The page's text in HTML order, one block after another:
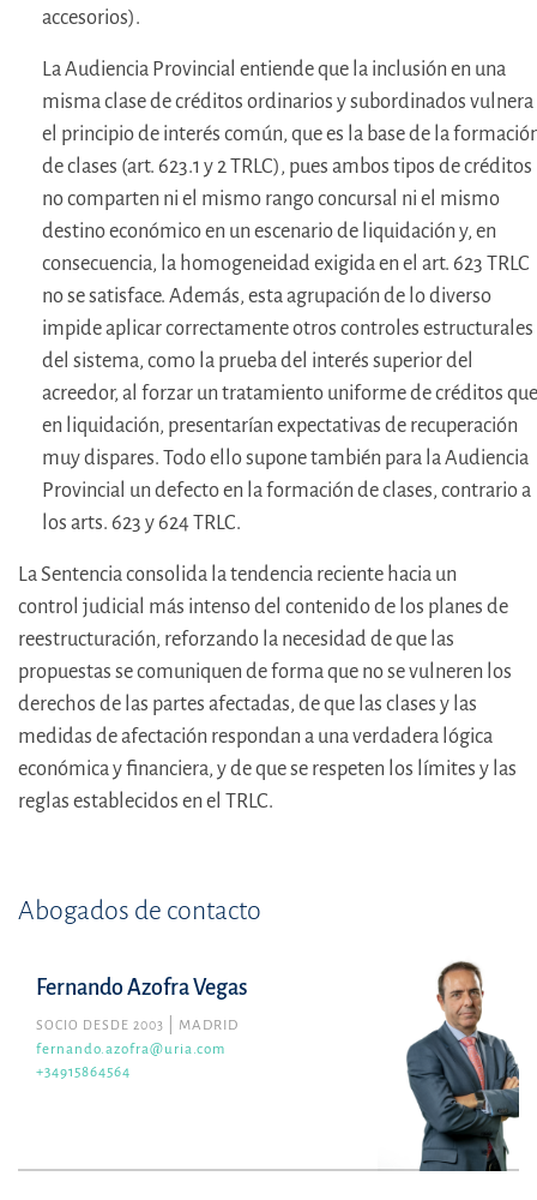
accesorios).
La Audiencia Provincial entiende que la inclusión en una
misma clase de créditos ordinarios y subordinados vulnera
el principio de interés común, que es la base de la
de clases (art. 623.1 y 2 TRLC), pues ambos tipos de créditos
no comparten ni el mismo rango concursal ni el mismo
destino económico en un escenario de liquidación y, en
consecuencia, la homogeneidad exigida en el art. 623 TRLC
no se satisface. Además, esta agrupación de lo diverso
impide aplicar correctamente otros controles estructurales
del sistema, como la prueba del interés superior del
acreedor, al forzar un tratamiento uniforme de créditos
en liquidación, presentarían expectativas de recuperación
muy dispares. Todo ello supone también para la Audiencia
Provincial un defecto en la formación de clases, contrario a
los arts. 623 y 624 TRLC.
La Sentencia consolida la tendencia reciente hacia un
control judicial más intenso del contenido de los planes de
reestructuración, reforzando la necesidad de que las
propuestas se comuniquen de forma que no se vulneren los
derechos de las partes afectadas, de que las clases y las
medidas de afectación respondan a una verdadera lógica
económica y financiera, y de que se respeten los límites y las
reglas establecidos en el TRLC.
Abogados de contacto
Fernando Azofra Vegas
SOCIO DESDE 2003
MADRID
fernando.azofra@uria.com
+34915864564